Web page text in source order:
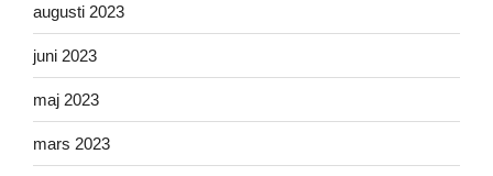
augusti 2023
juni 2023
maj 2023
mars 2023